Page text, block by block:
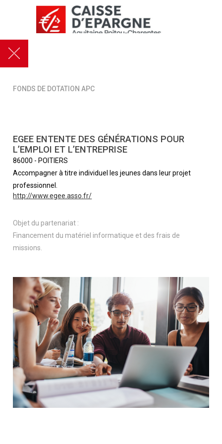
FONDS DE DOTATION APC
EGEE ENTENTE DES GÉNÉRATIONS POUR
L’EMPLOI ET L’ENTREPRISE
86000 - POITIERS
Accompagner à titre individuel les jeunes dans leur projet
professionnel.
http://www.egee.asso.fr/
Objet du partenariat :
Financement du matériel informatique et des frais de
missions.